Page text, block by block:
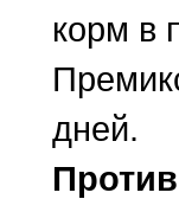
корм в
дней.